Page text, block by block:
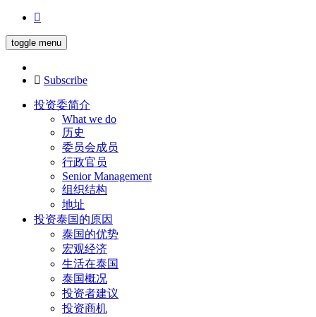
toggle menu
Subscribe
投资委简介
What we do
历史
委员会成员
行政官员
Senior Management
组织结构
地址
投资泰国的原因
泰国的优势
宏观经济
生活在泰国
泰国概况
投资者建议
投资商机